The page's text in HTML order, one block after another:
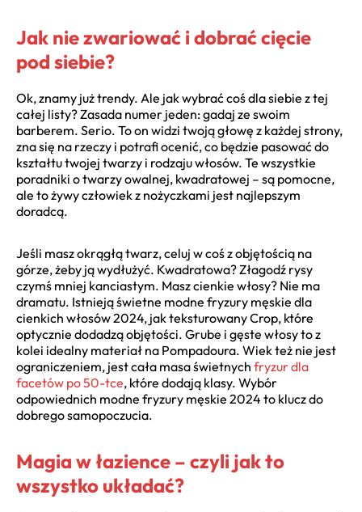
Jak nie zwariować i dobrać cięcie
pod siebie?
Ok, znamy już trendy. Ale jak wybrać coś dla siebie z tej
całej listy? Zasada numer jeden: gadaj ze swoim
barberem. Serio. To on widzi twoją głowę z każdej strony,
zna się na rzeczy i potrafi ocenić, co będzie pasować do
kształtu twojej twarzy i rodzaju włosów. Te wszystkie
poradniki o twarzy owalnej, kwadratowej – są pomocne,
ale to żywy człowiek z nożyczkami jest najlepszym
doradcą.
Jeśli masz okrągłą twarz, celuj w coś z objętością na
górze, żeby ją wydłużyć. Kwadratowa? Złagodź rysy
czymś mniej kanciastym. Masz cienkie włosy? Nie ma
dramatu. Istnieją świetne modne fryzury męskie dla
cienkich włosów 2024, jak teksturowany Crop, które
optycznie dodadzą objętości. Grube i gęste włosy to z
kolei idealny materiał na Pompadoura. Wiek też nie jest
ograniczeniem, jest cała masa świetnych fryzur dla
facetów po 50-tce, które dodają klasy. Wybór
odpowiednich modne fryzury męskie 2024 to klucz do
dobrego samopoczucia.
Magia w łazience – czyli jak to
wszystko układać?